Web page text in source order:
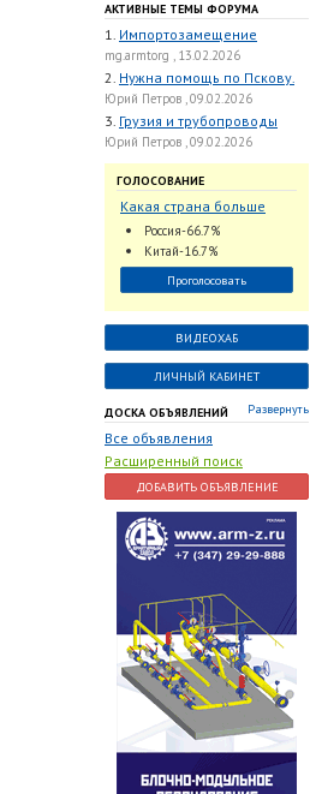
АКТИВНЫЕ ТЕМЫ ФОРУМА
1. Импортозамещение
mg.armtorg , 13.02.2026
2. Нужна помощь по Пскову.
Юрий Петров , 09.02.2026
3. Грузия и трубопроводы
Юрий Петров , 09.02.2026
ГОЛОСОВАНИЕ
Какая страна больше
всего поставляет
трубопроводную
арматуру в химическую
отрасль?
Россия-66.7%
Китай-16.7%
Проголосовать
ВИДЕОХАБ
ЛИЧНЫЙ КАБИНЕТ
ДОСКА ОБЪЯВЛЕНИЙ Развернуть
Все объявления
Расширенный поиск
ДОБАВИТЬ ОБЪЯВЛЕНИЕ